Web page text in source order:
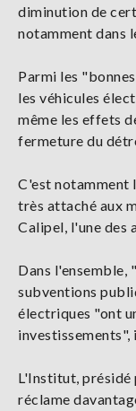
diminution de
notamment dans
Parmi les
les véhicules
même les effets
fermeture du
C'est notamment
très attaché aux
Calipel, l'une des
Dans l'ensemble,
subventions
électriques "ont
L'Institut, présidé
réclame